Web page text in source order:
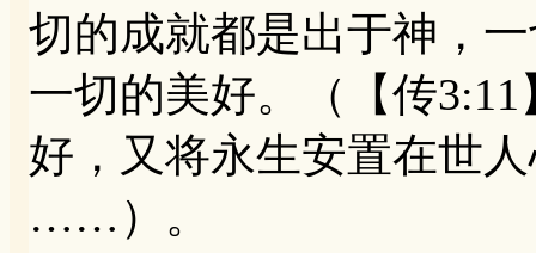
切的成就都是出于神，
一切的美好。（【传
好，又将永生安置在世
……）。